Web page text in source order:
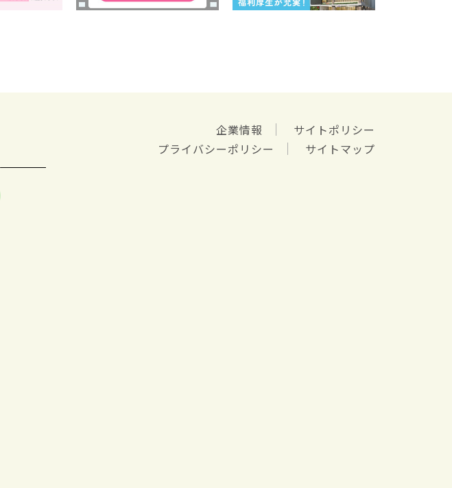
企業情報
サイトポリシー
プライバシーポリシー
サイトマップ